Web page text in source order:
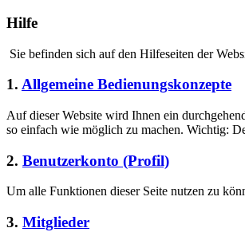
Hilfe
Sie befinden sich auf den Hilfeseiten der
1. Allgemeine Bedienungskonzepte
Auf dieser Website wird Ihnen ein
so einfach wie möglich zu machen. Wichtig:
2. Benutzerkonto (Profil)
Um alle Funktionen dieser Seite nutzen zu
3. Mitglieder